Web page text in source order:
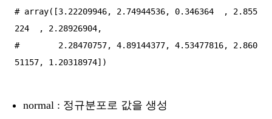
# array([3.22209946, 2.74944536, 0.346364  , 2.855
224  , 2.28926904,
#        2.28470757, 4.89144377, 4.53477816, 2.860
normal : 정규분포로 값을 생성